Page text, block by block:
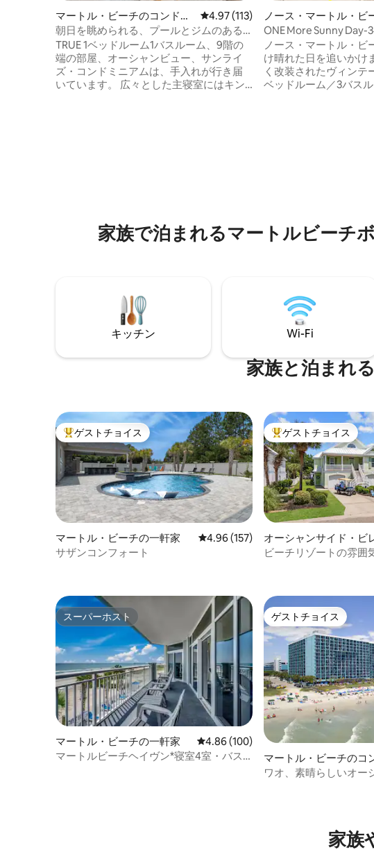
マートル・ビーチのコンドミ
ニアム
レビュー113件、5つ星中4.97つ星の
4.97 (113)
朝日を眺められる、プールとジムのある
改装済みの寝室1室のコンドミニアム
TRUE 1ベッドルーム1バスルーム、9階の
端の部屋、オーシャンビュー、サンライ
ズ・コンドミニアムは、手入れが行き届
いています。 広々とした主寝室にはキン
港の近くに位置し、便利な立地です。屋
内・屋外プール、レージーリバー、ホッ
ノース・マートル・ビ
軒家
ONE More Sunny Day-
スルーム、プール、ジ
様までご宿泊可能
ノース・マートル・ビ
け晴れた日を追いかけ
く改装されたヴィンテ
ベッドルーム／3バス
ン。完璧な晴れたビー
ています！
家⁠族⁠で泊⁠ま⁠れ⁠るマートルビーチ
キッチン Wi-Fi
家族と泊まれ
大好評のゲストチョイスです。
ゲストチョイス
マートル・ビーチの一軒家 レビュー157件、5つ星中4.96つ星の
4.96 (157)
サザンコンフォート
大好評のゲストチョイ
ゲストチョイス
オーシャンサイド・ビ
の一軒家
ビーチリゾートの雰囲
スーパーホスト
スーパーホスト
マートル・ビーチの一軒家 レビュー100件、5つ星中4.86つ星の
4.86 (100)
マートルビーチヘイヴン*寝室4室・バス
ゲストチョイス
ゲストチョイス
マートル・ビーチのコ
ニアム
ワオ、素晴らしいオー
家族